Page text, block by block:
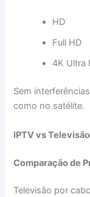
HD
Full HD
4K Ultra
Sem
como no satélite.
IPTV vs
Comparação de
Televisão por